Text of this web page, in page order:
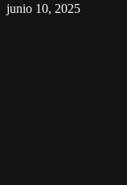
junio 10, 2025